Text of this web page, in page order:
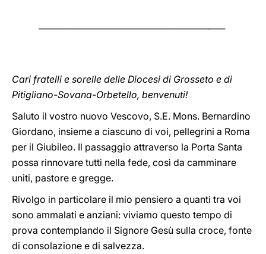
Cari fratelli e sorelle delle Diocesi di Grosseto e di
Pitigliano-Sovana-Orbetello, benvenuti!
Saluto il vostro nuovo Vescovo, S.E. Mons. Bernardino
Giordano, insieme a ciascuno di voi, pellegrini a Roma
per il Giubileo. Il passaggio attraverso la Porta Santa
possa rinnovare tutti nella fede, così da camminare
uniti, pastore e gregge.
Rivolgo in particolare il mio pensiero a quanti tra voi
sono ammalati e anziani: viviamo questo tempo di
prova contemplando il Signore Gesù sulla croce, fonte
di consolazione e di salvezza.